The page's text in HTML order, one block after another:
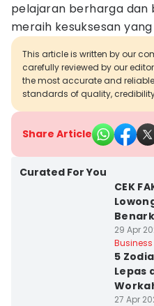
pelajaran berharga
meraih kesuksesan
This article is written by our
carefully reviewed by our
the most accurate and
standards of quality,
Share Article
Curated For You
CEK
29 Apr
Business
5
Lepas
27 Apr